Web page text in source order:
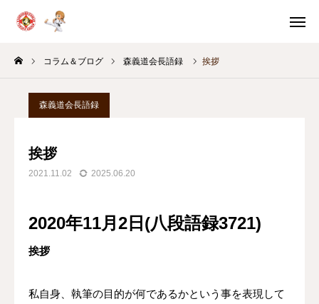
コラム＆ブログ 森義道会長語録 挨拶
森義道会長語録
挨拶
2021.11.02 2025.06.20
2020年11月2日(八段語録3721)
挨拶
私自身、執筆の目的が何であるかという事を表現して
体験申込
問い合わせ
HOME